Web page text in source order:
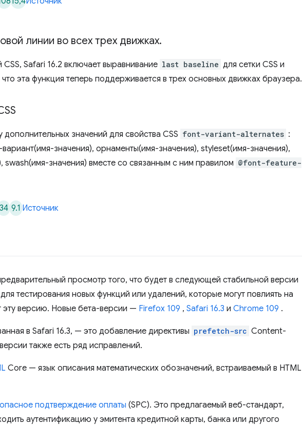
линии во всех трех движках.
Safari 16.2 включает выравнивание last baseline для сетки CSS и
эта функция теперь поддерживается в трех основных движках браузера.
значений для свойства CSS font-variant-alternates :
значения), орнаменты(имя-значения), styleset(имя-значения),
swash(имя-значения) вместе со связанным с ним правилом @font-feature-
34 9.1 Источник
просмотр того, что будет в следующей стабильной версии
тестирования новых функций или удалений, которые могут повлиять на
эту версию. Новые бета-версии — Firefox 109 , Safari 16.3 и Chrome 109 .
в Safari 16.3, — это добавление директивы prefetch-src Content-
также есть ряд исправлений.
Core — язык описания математических обозначений, встраиваемый в HTML
подтверждение оплаты (SPC). Это предлагаемый веб-стандарт,
аутентификацию у эмитента кредитной карты, банка или другого